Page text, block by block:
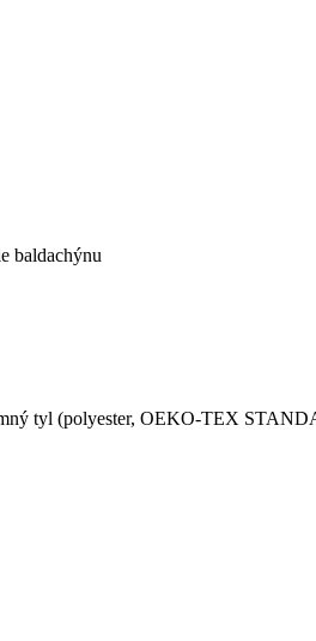
baldachýnu
tyl (polyester, OEKO-TEX